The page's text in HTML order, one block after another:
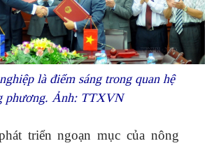
là điểm sáng trong quan hệ
phương. Ảnh: TTXVN
triển ngoạn mục của nông